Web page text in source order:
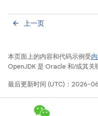
上一页
arrow_back
本页面上的内容和代码示例受
OpenJDK 是 Oracle 和/或其关
最后更新时间 (UTC)：2026-